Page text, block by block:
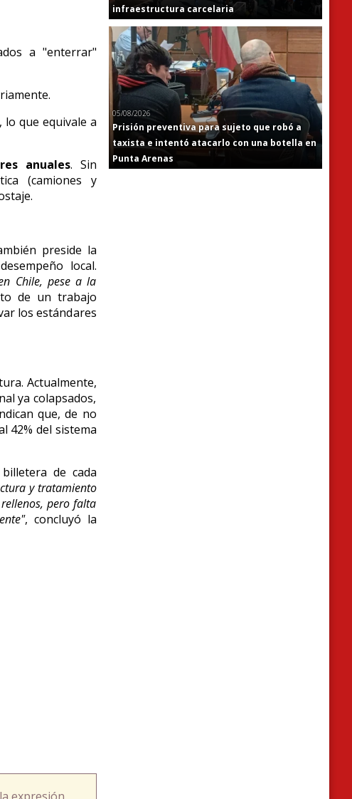
a "enterrar"
lo que equivale a
anuales. Sin
(camiones y
preside la
local.
Chile, pese a la
de un trabajo
los estándares
Actualmente,
ya colapsados,
que, de no
42% del sistema
de cada
y tratamiento
pero falta
, concluyó la
infraestructura carcelaria
05/08/2026
Prisión preventiva para sujeto que robó a
taxista e intentó atacarlo con una botella en
Punta Arenas